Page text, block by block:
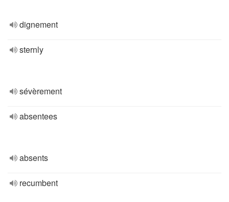
dignement
sternly
sévèrement
absentees
absents
recumbent